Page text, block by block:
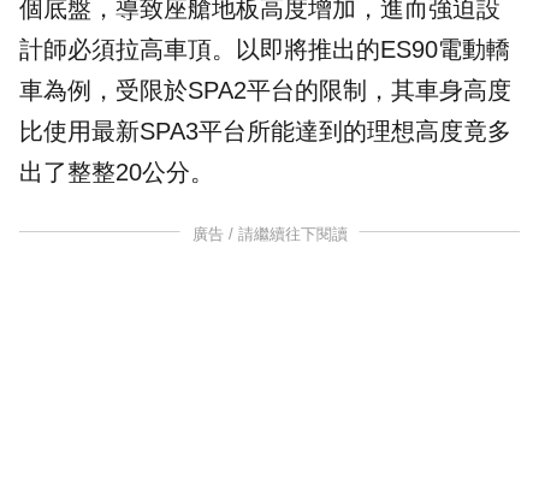
個底盤，導致座艙地板高度增加，進而強迫設
計師必須拉高車頂。以即將推出的ES90電動轎
車為例，受限於SPA2平台的限制，其車身高度
比使用最新SPA3平台所能達到的理想高度竟多
出了整整20公分。
廣告 / 請繼續往下閱讀